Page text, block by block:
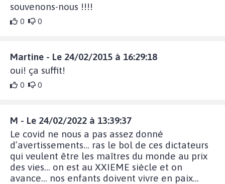
souvenons-nous !!!!
0 0
Martine - Le 24/02/2015 à 16:29:18
oui! ça suffit!
0 0
M - Le 24/02/2022 à 13:39:37
Le covid ne nous a pas assez donné
d’avertissements... ras le bol de ces dictateurs
qui veulent être les maîtres du monde au prix
des vies... on est au XXIEME siècle et on
avance... nos enfants doivent vivre en paix...